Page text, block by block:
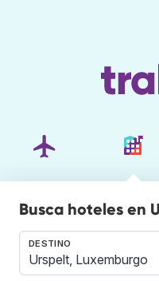
Busca hoteles en
DESTINO